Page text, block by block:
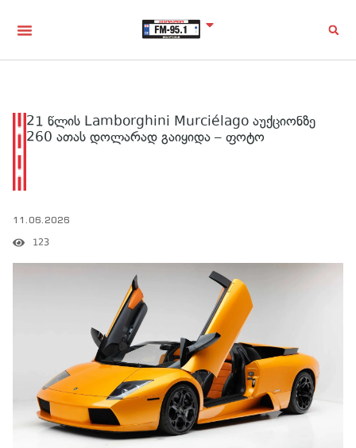
21 წლის Lamborghini Murciélago აუქციონზე
260 ათას დოლარად გაიყიდა – ფოტო
11.06.2026
123